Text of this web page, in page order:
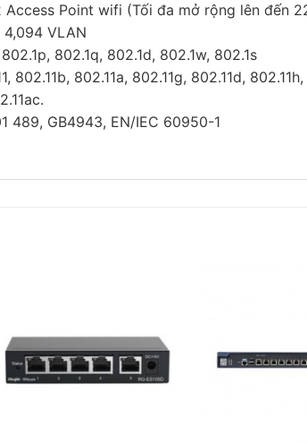
Point wifi (Tối đa mở rộng lên đến
VLAN
802.1q, 802.1d, 802.1w, 802.1s
802.11b, 802.11a, 802.11g, 802.11d,
489, GB4943, EN/IEC 60950-1